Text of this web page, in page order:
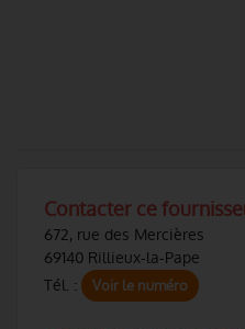
Contacter ce
672, rue des Mercières
69140 Rillieux-la-Pape
Tél. :
Voir le numéro